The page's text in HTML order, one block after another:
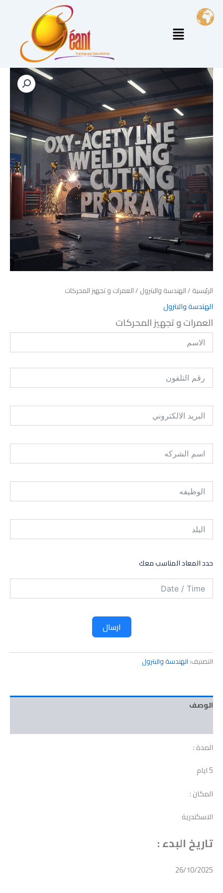
تخطي
المحتوى
القائمة
الرئيسية /الهندسة والبترول / العمرات و تجهيز المحركات
الهندسة والبترول
العمرات و تجهيز المحركات
حدد المعاد المناسب معك
ارسال
التصنيف: الهندسة والبترول
الوصف
المدة :
5 ايام
المكان :
الاسكندرية
تاريخ البدء :
26/10/2025